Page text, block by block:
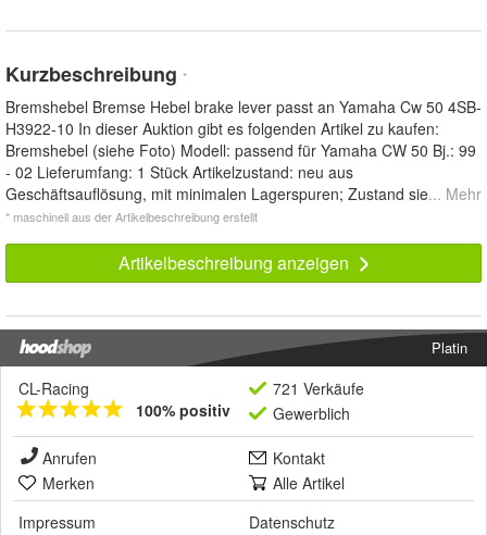
Kurzbeschreibung *
Bremshebel Bremse Hebel brake lever passt an Yamaha Cw 50 4SB-
H3922-10 In dieser Auktion gibt es folgenden Artikel zu kaufen:
Bremshebel (siehe Foto) Modell: passend für Yamaha CW 50 Bj.: 99
- 02 Lieferumfang: 1 Stück Artikelzustand: neu aus
Geschäftsauflösung, mit minimalen Lagerspuren; Zustand sie... Mehr
* maschinell aus der Artikelbeschreibung erstellt
Artikelbeschreibung anzeigen
Platin
CL-Racing
100% positiv
721 Verkäufe
Gewerblich
Anrufen
Kontakt
Merken
Alle Artikel
Impressum
Datenschutz